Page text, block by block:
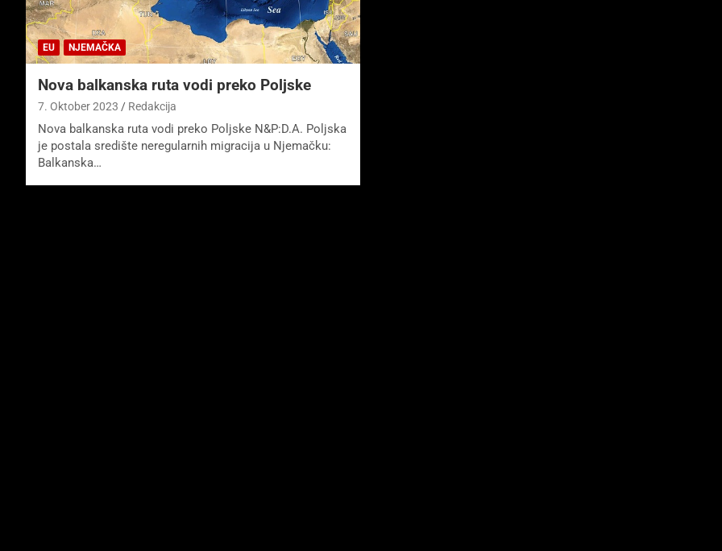
EU NJEMAČKA
Nova balkanska ruta vodi preko Poljske
7. Oktober 2023 Redakcija
Nova balkanska ruta vodi preko Poljske N&P:D.A. Poljska
je postala središte neregularnih migracija u Njemačku:
Balkanska…